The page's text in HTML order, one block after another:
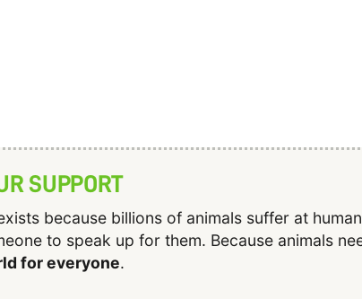
SUPPORT
because billions of animals suffer at
to speak up for them. Because animals
for everyone.